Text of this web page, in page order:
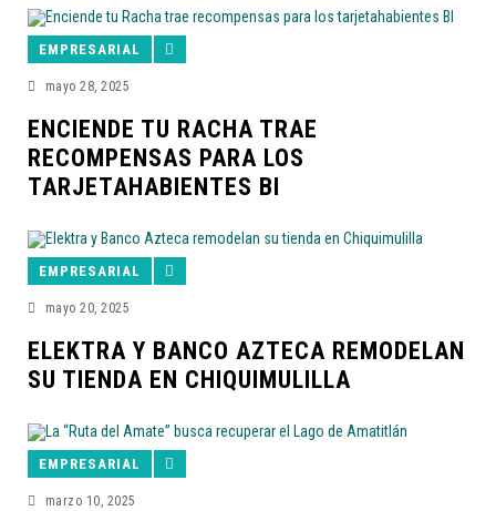
EMPRESARIAL
mayo 28, 2025
ENCIENDE TU RACHA TRAE
RECOMPENSAS PARA LOS
TARJETAHABIENTES BI
EMPRESARIAL
mayo 20, 2025
ELEKTRA Y BANCO AZTECA REMODELAN
SU TIENDA EN CHIQUIMULILLA
EMPRESARIAL
marzo 10, 2025